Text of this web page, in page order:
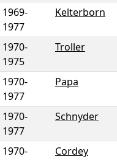
1969-
1977
Kelterborn
1970-
1975
Troller
1970-
1977
Papa
1970-
1977
Schnyder
1970-
Cordey